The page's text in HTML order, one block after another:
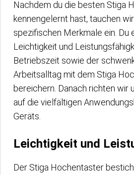
Nachdem du die besten Stiga
kennengelernt hast, tauchen
spezifischen Merkmale ein. Du
Leichtigkeit und
Betriebszeit sowie der
Arbeitsalltag mit dem Stiga
bereichern. Danach richten wir
auf die vielfältigen
Geräts.
Leichtigkeit und
Der Stiga Hochentaster